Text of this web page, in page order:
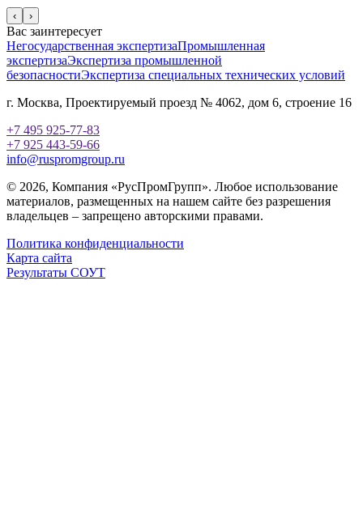
‹ ›
Вас заинтересует
Негосударственная экспертизаПромышленная
экспертизаЭкспертиза промышленной
безопасностиЭкспертиза специальных технических условий
г. Москва, Проектируемый проезд № 4062, дом 6, строение 16
+7 495 925-77-83
+7 925 443-59-66
info@ruspromgroup.ru
© 2026, Компания «РусПромГрупп». Любое использование
материалов, размещенных на нашем сайте без разрешения
владельцев – запрещено авторскими правами.
Политика конфиденциальности
Карта сайта
Результаты СОУТ